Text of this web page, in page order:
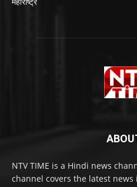
NTV TIME is a Hindi news
channel covers the latest